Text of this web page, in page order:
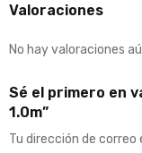
Valoraciones
No hay valoraciones
Sé el primero en
1.0m”
Tu dirección de